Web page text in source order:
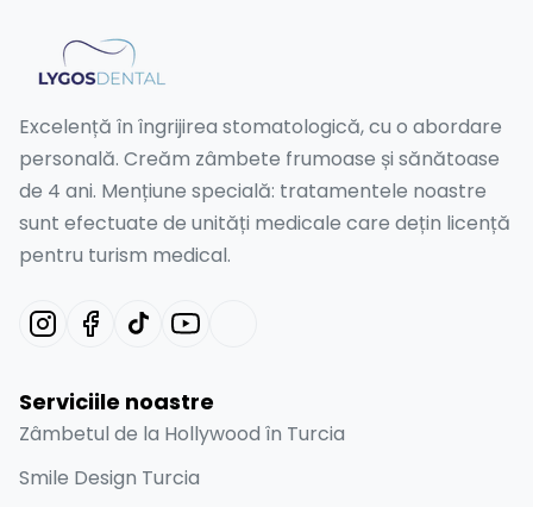
Excelență în îngrijirea stomatologică, cu o abordare
personală. Creăm zâmbete frumoase și sănătoase
de 4 ani. Mențiune specială: tratamentele noastre
sunt efectuate de unități medicale care dețin licență
pentru turism medical.
Serviciile noastre
Zâmbetul de la Hollywood în Turcia
Smile Design Turcia